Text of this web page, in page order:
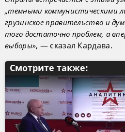
„темными коммунистическими
грузинское правительство и
того достаточно проблем, а
выборы», — сказал Кардава.
Смотрите также: